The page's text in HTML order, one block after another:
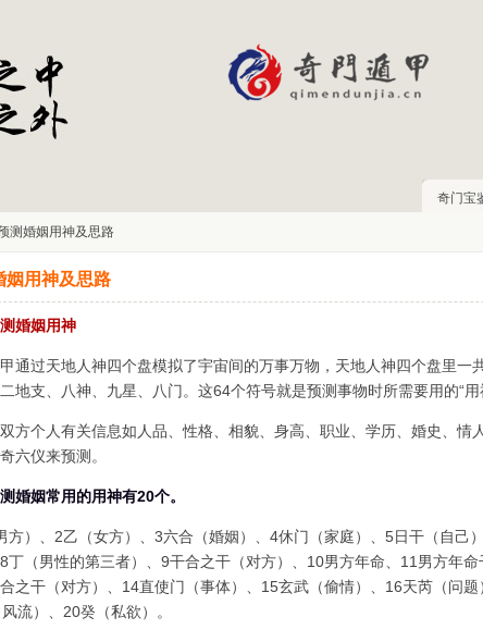
奇门宝
测婚姻用神及思路
姻用神及思路
婚姻用神
通过天地人神四个盘模拟了宇宙间的万事万物，天地人神四个盘里一
地支、八神、九星、八门。这64个符号就是预测事物时所需要用的“用
方个人有关信息如人品、性格、相貌、身高、职业、学历、婚史、情
六仪来预测。
婚姻常用的用神有20个。
方）、2乙（女方）、3六合（婚姻）、4休门（家庭）、5日干（自己
丁（男性的第三者）、9干合之干（对方）、10男方年命、11男方年
之干（对方）、14直使门（事体）、15玄武（偷情）、16天芮（问题
流）、20癸（私欲）。